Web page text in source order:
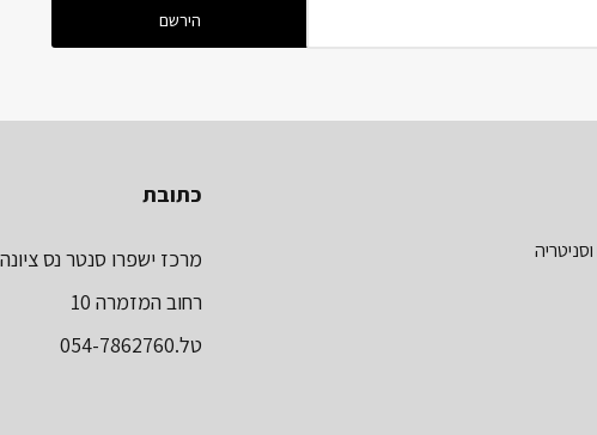
כתובת
מרכז ישפרו סנטר נס ציונה
רחוב המזמרה 10
טל.054-7862760